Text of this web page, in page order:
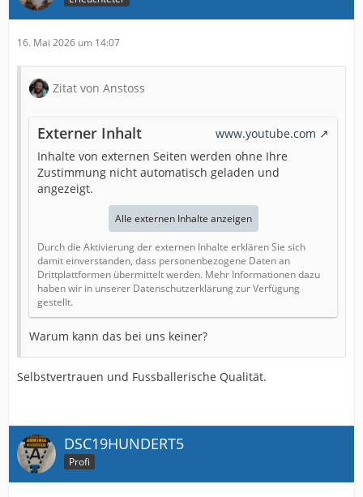
16. Mai 2026 um 14:07
Zitat von Anstoss
Externer Inhalt
www.youtube.com
Inhalte von externen Seiten werden ohne Ihre
Zustimmung nicht automatisch geladen und
angezeigt.
Alle externen Inhalte anzeigen
Durch die Aktivierung der externen Inhalte erklären Sie sich
damit einverstanden, dass personenbezogene Daten an
Drittplattformen übermittelt werden. Mehr Informationen dazu
haben wir in unserer Datenschutzerklärung zur Verfügung
gestellt.
Warum kann das bei uns keiner?
Selbstvertrauen und Fussballerische Qualität.
DSC19HUNDERT5
Profi